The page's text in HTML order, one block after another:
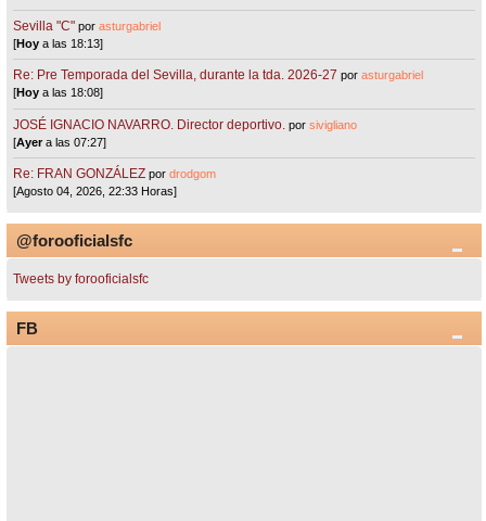
Sevilla "C"porasturgabriel
[Hoy a las 18:13]
Re: Pre Temporada del Sevilla, durante la tda. 2026-27 porasturgabriel
[Hoy a las 18:08]
JOSÉ IGNACIO NAVARRO. Director deportivo. porsivigliano
[Ayera las 07:27]
Re: FRAN GONZÁLEZ pordrodgom
[Agosto 04, 2026, 22:33 Horas]
@forooficialsfc
Tweets by forooficialsfc
FB